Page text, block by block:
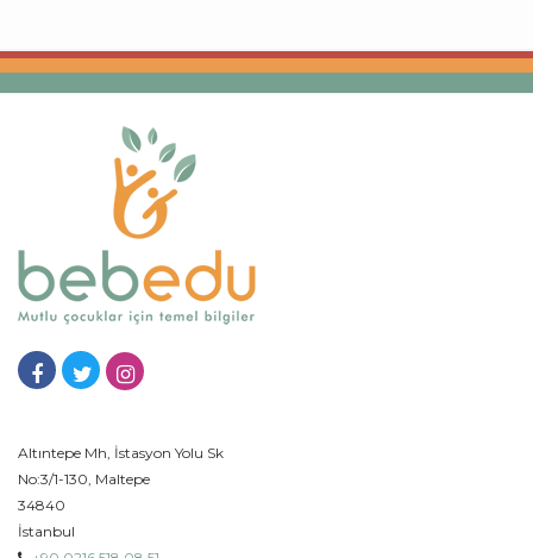
Altıntepe Mh, İstasyon Yolu Sk
No:3/1-130, Maltepe
34840
İstanbul